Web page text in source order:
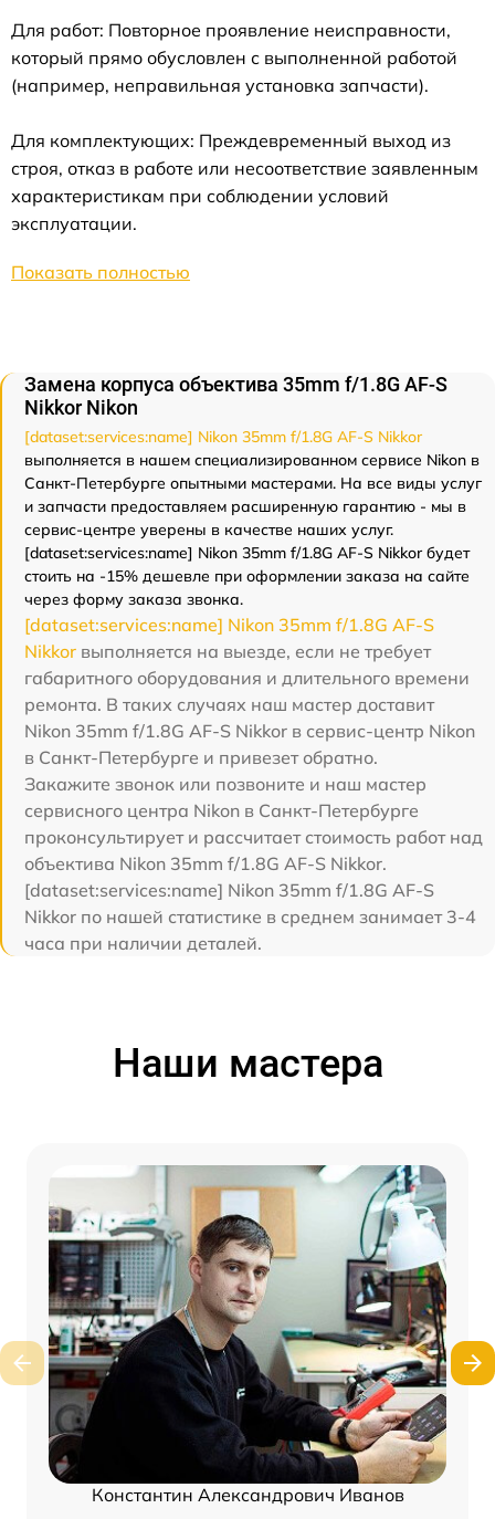
Для работ: Повторное проявление неисправности,
который прямо обусловлен с выполненной работой
(например, неправильная установка запчасти).
Для комплектующих: Преждевременный выход из
строя, отказ в работе или несоответствие заявленным
характеристикам при соблюдении условий
эксплуатации.
Показать полностью
Замена корпуса объектива 35mm f/1.8G AF-S
Nikkor Nikon
[dataset:services:name] Nikon 35mm f/1.8G AF-S Nikkor
выполняется в нашем специализированном сервисе Nikon в
Санкт-Петербурге опытными мастерами. На все виды услуг
и запчасти предоставляем расширенную гарантию - мы в
сервис-центре уверены в качестве наших услуг.
[dataset:services:name] Nikon 35mm f/1.8G AF-S Nikkor будет
стоить на -15% дешевле при оформлении заказа на сайте
через форму заказа звонка.
[dataset:services:name] Nikon 35mm f/1.8G AF-S
Nikkor выполняется на выезде, если не требует
габаритного оборудования и длительного времени
ремонта. В таких случаях наш мастер доставит
Nikon 35mm f/1.8G AF-S Nikkor в сервис-центр Nikon
в Санкт-Петербурге и привезет обратно.
Закажите звонок или позвоните и наш мастер
сервисного центра Nikon в Санкт-Петербурге
проконсультирует и рассчитает стоимость работ над
объектива Nikon 35mm f/1.8G AF-S Nikkor.
[dataset:services:name] Nikon 35mm f/1.8G AF-S
Nikkor по нашей статистике в среднем занимает 3-4
часа при наличии деталей.
Наши мастера
Константин Александрович Иванов